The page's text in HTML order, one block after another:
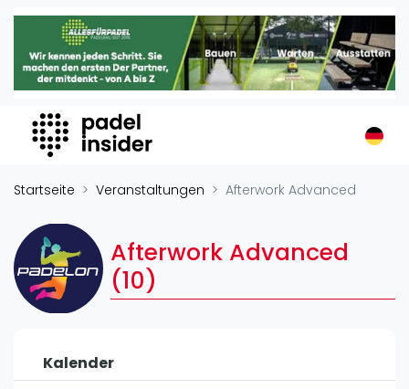
Padel Insider
Home
Organisationen
Buchungssysteme
Padel-Shops
Padelplatzbauer
Verschiedenes
Veranstaltungen
International
Startseite Veranstaltungen Afterwork Advanced
Afterwork Advanced
(10)
Kalender